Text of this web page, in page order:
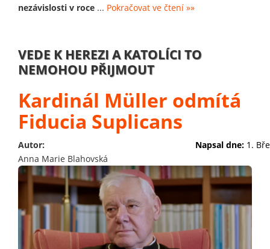
nezávislosti v roce ... Pokračovat ve čtení »»
VEDE K HEREZI A KATOLÍCI TO
NEMOHOU PŘIJMOUT
Kardinál Müller odmítá
Fiducia Suplicans
Autor:
Anna Marie Blahovská
Napsal dne: 1.